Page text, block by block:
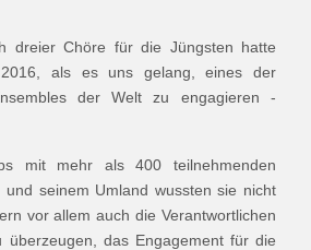
dreier Chöre für die Jüngsten hatte
2016, als es uns gelang, eines der
der Welt zu engagieren -
mit mehr als 400 teilnehmenden
und seinem Umland wussten sie nicht
vor allem auch die Verantwortlichen
überzeugen, das Engagement für die